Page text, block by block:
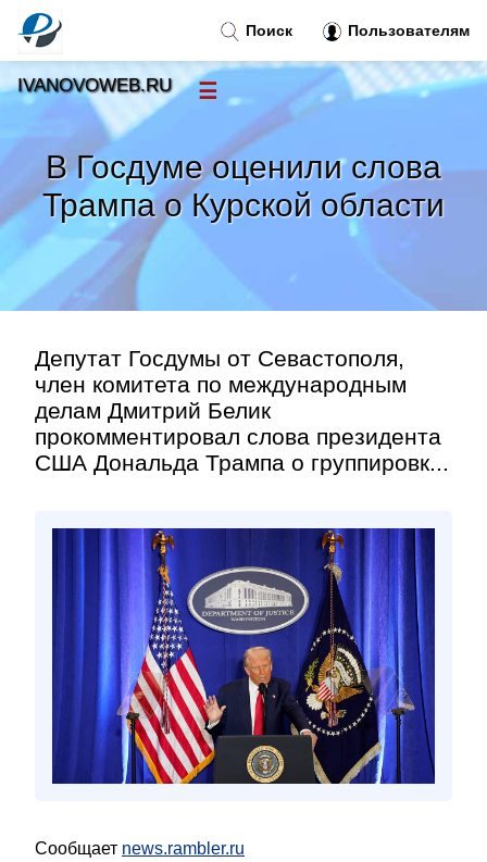
В Госдуме оценили слова
Трампа о Курской области
Депутат Госдумы от Севастополя,
член комитета по международным
делам Дмитрий Белик
прокомментировал слова президента
США Дональда Трампа о группировк...
Сообщает news.rambler.ru
Поиск Пользователям
IVANOVOWEB.RU ☰
Новости
Тренды новостей »
Рубрики»
Правила»
Контакт»